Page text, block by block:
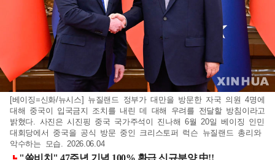
[베이징=신화/뉴시스] 뉴질랜드 정부가 대만을 방문한 자국 의원 4명에
대해 중국이 입국금지 조치를 내린 데 대해 우려를 전달할 방침이라고
밝혔다. 사진은 시진핑 중국 국가주석이 진나해 6월 20일 베이징 인민
대회당에서 중국을 공식 방문 중인 크리스토퍼 럭슨 뉴질랜드 총리와
악수하는 모습. 2026.06.04